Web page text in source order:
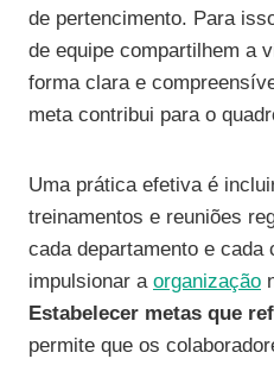
de pertencimento. Para
de equipe compartilhem a
forma clara e
meta contribui para o
Uma prática efetiva é
treinamentos e reuniões
cada departamento e cada
impulsionar a organização
Estabelecer metas que
permite que os